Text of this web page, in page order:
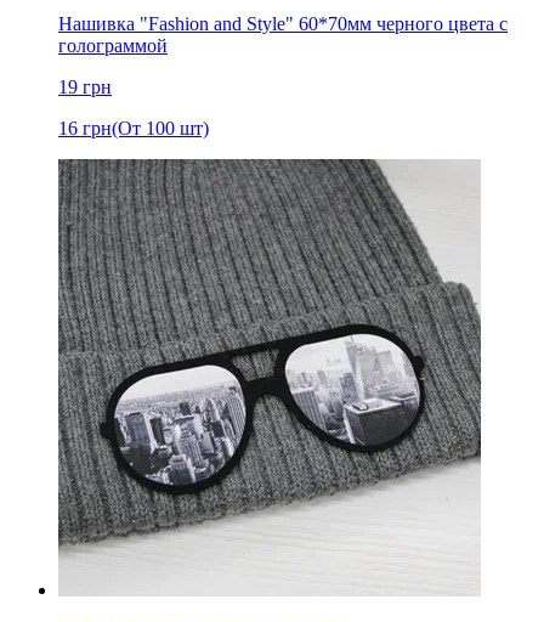
Нашивка "Fashion and Style" 60*70мм черного цвета с
голограммой
19 грн
16 грн(От 100 шт)